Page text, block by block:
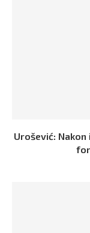
Urošević: